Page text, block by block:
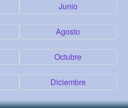
Junio
Agosto
Octubre
Diciembre